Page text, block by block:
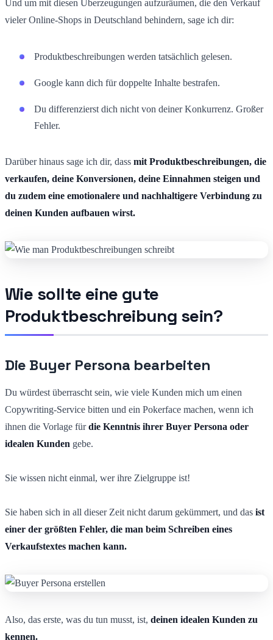
Und um mit diesen Überzeugungen aufzuräumen, die den Verkauf
vieler Online-Shops in Deutschland behindern, sage ich dir:
Produktbeschreibungen werden tatsächlich gelesen.
Google kann dich für doppelte Inhalte bestrafen.
Du differenzierst dich nicht von deiner Konkurrenz. Großer
Fehler.
Darüber hinaus sage ich dir, dass mit Produktbeschreibungen, die
verkaufen, deine Konversionen, deine Einnahmen steigen und
du zudem eine emotionalere und nachhaltigere Verbindung zu
deinen Kunden aufbauen wirst.
Wie sollte eine gute
Produktbeschreibung sein?
Die Buyer Persona bearbeiten
Du würdest überrascht sein, wie viele Kunden mich um einen
Copywriting-Service bitten und ein Pokerface machen, wenn ich
ihnen die Vorlage fürdie Kenntnis ihrer Buyer Persona oder
idealen Kunden gebe.
Sie wissen nicht einmal, wer ihre Zielgruppe ist!
Sie haben sich in all dieser Zeit nicht darum gekümmert, und das ist
einer der größten Fehler, die man beim Schreiben eines
Verkaufstextes machen kann.
Also, das erste, was du tun musst, ist, deinen idealen Kunden zu
kennen.